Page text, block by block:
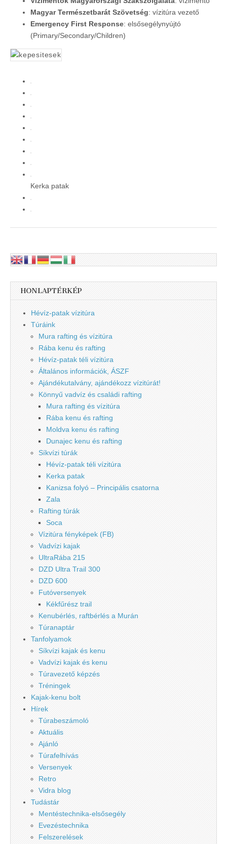
Magyar Természetbarát Szövetség: vízitúra vezető
Emergency First Response: elsősegélynyújtó
(Primary/Secondary/Children)
Kerka patak
HONLAPTÉRKÉP
Hévíz-patak vízitúra
Túráink
Mura rafting és vízitúra
Rába kenu és rafting
Hévíz-patak téli vízitúra
Általános információk, ÁSZF
Ajándékutalvány, ajándékozz vízitúrát!
Könnyű vadvíz és családi rafting
Mura rafting és vízitúra
Rába kenu és rafting
Moldva kenu és rafting
Dunajec kenu és rafting
Síkvízi túrák
Hévíz-patak téli vízitúra
Kerka patak
Kanizsa folyó – Principális csatorna
Zala
Rafting túrák
Soca
Vízitúra fényképek (FB)
Vadvízi kajak
UltraRába 215
DZD Ultra Trail 300
DZD 600
Futóversenyek
Kékfűrész trail
Kenubérlés, raftbérlés a Murán
Túranaptár
Tanfolyamok
Síkvízi kajak és kenu
Vadvízi kajak és kenu
Túravezető képzés
Tréningek
Kajak-kenu bolt
Hírek
Túrabeszámoló
Aktuális
Ajánló
Túrafelhívás
Versenyek
Retro
Vidra blog
Tudástár
Mentéstechnika-elsősegély
Evezéstechnika
Felszerelések